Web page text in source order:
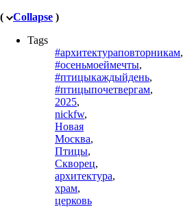
(
Collapse )
Tags
#архитектураповторникам,
#осеньмоеймечты,
#птицыкаждыйдень,
#птицыпочетвергам,
2025,
nickfw,
Новая
Москва,
Птицы,
Скворец,
архитектура,
храм,
церковь